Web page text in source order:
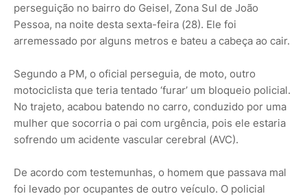
perseguição no bairro do Geisel, Zona Sul de João
Pessoa, na noite desta sexta-feira (28). Ele foi
arremessado por alguns metros e bateu a cabeça ao cair.
Segundo a PM, o oficial perseguia, de moto, outro
motociclista que teria tentado ‘furar’ um bloqueio policial.
No trajeto, acabou batendo no carro, conduzido por uma
mulher que socorria o pai com urgência, pois ele estaria
sofrendo um acidente vascular cerebral (AVC).
De acordo com testemunhas, o homem que passava mal
foi levado por ocupantes de outro veículo. O policial